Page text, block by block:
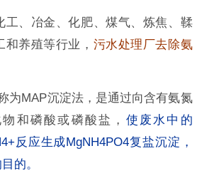
工、冶金、化肥、煤气、炼焦、鞣
养殖等行业， 污水处理厂去除氨
为MAP沉淀法，是通过向含有氨氮
和磷酸或磷酸盐， 使废水中的
反应生成MgNH4PO4复盐沉淀，
的。